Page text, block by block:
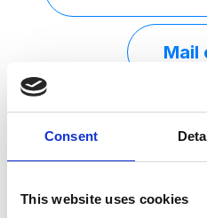
Consent
This website uses cookies
Mail